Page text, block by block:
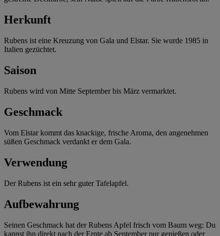
Herkunft
Rubens ist eine Kreuzung von Gala und Elstar. Sie wurde 1985 in
Italien gezüchtet.
Saison
Rubens wird von Mitte September bis März vermarktet.
Geschmack
Vom Elstar kommt das knackige, frische Aroma, den angenehmen
süßen Geschmack verdankt er dem Gala.
Verwendung
Der Rubens ist ein sehr guter Tafelapfel.
Aufbewahrung
Seinen Geschmack hat der Rubens Apfel frisch vom Baum weg: Du
kannst ihn direkt nach der Ernte ab September pur genießen oder